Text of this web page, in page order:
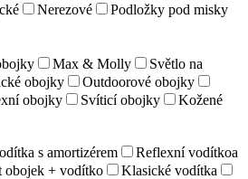
Nerezové
Podložky pod misky
Max & Molly
Světlo na
obojky
Outdoorové obojky
obojky Svíticí obojky
Kožené
s amortizérem
Reflexní vodítkoa
obojek + vodítko
Klasické vodítka